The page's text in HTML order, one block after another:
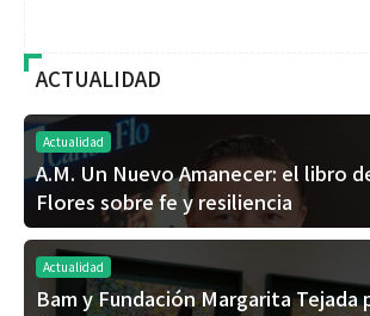
ACTUALIDAD
Actualidad
A.M. Un Nuevo Amanecer: el libro
Flores sobre fe y resiliencia
Actualidad
Bam y Fundación Margarita Tejada